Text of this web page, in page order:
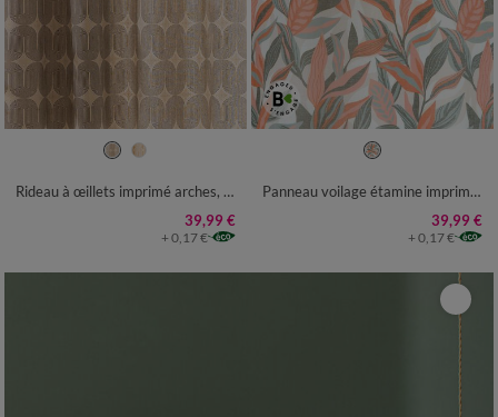
Rideau à œillets imprimé arches, détails métallisés
39,99 €
+ 0,17 €
Panneau voilage étamine imprimé feuillage, finition oeillets
39,99 €
+ 0,17 €